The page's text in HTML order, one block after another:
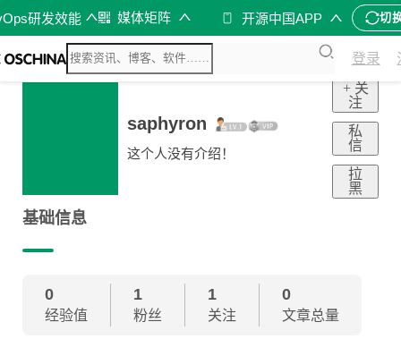
研发效能 媒体矩阵 开源中国APP 切
登录
saphyron
这个人没有介绍！
+ 关
注
私
信
拉
黑
基础信息
0
经验值
1
粉丝
1
关注
0
文章总量